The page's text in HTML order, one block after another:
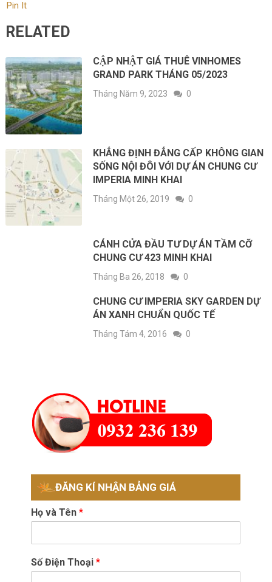
Pin It
RELATED
CẬP NHẬT GIÁ THUÊ VINHOMES
GRAND PARK THÁNG 05/2023
Tháng Năm 9, 2023 0
KHẲNG ĐỊNH ĐẲNG CẤP KHÔNG GIAN
SỐNG NỘI ĐÔI VỚI DỰ ÁN CHUNG CƯ
IMPERIA MINH KHAI
Tháng Một 26, 2019 0
CÁNH CỬA ĐẦU TƯ DỰ ÁN TẦM CỠ
CHUNG CƯ 423 MINH KHAI
Tháng Ba 26, 2018 0
CHUNG CƯ IMPERIA SKY GARDEN DỰ
ÁN XANH CHUẨN QUỐC TẾ
Tháng Tám 4, 2016 0
ĐĂNG KÍ NHẬN BẢNG GIÁ
Họ và Tên*
Số Điện Thoại*